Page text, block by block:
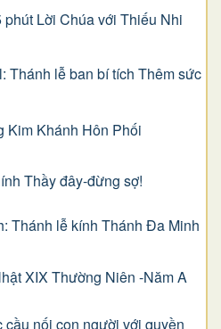
phút Lời Chúa với Thiếu Nhi
Thánh lễ ban bí tích Thêm sức
Kim Khánh Hôn Phối
Thầy đây-đừng sợ!
Thánh lễ kính Thánh Đa Minh
XIX Thường Niên -Năm A
nối con người với quyền